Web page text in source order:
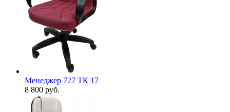
Менеджер 727 ТК 17
8 800 руб.